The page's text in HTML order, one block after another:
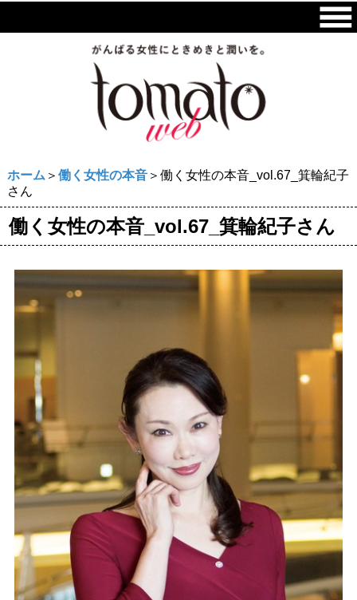
ホーム ＞ 働く女性の本音＞働く女性の本音_vol.67_箕輪紀子
さん
働く女性の本音_vol.67_箕輪紀子さん